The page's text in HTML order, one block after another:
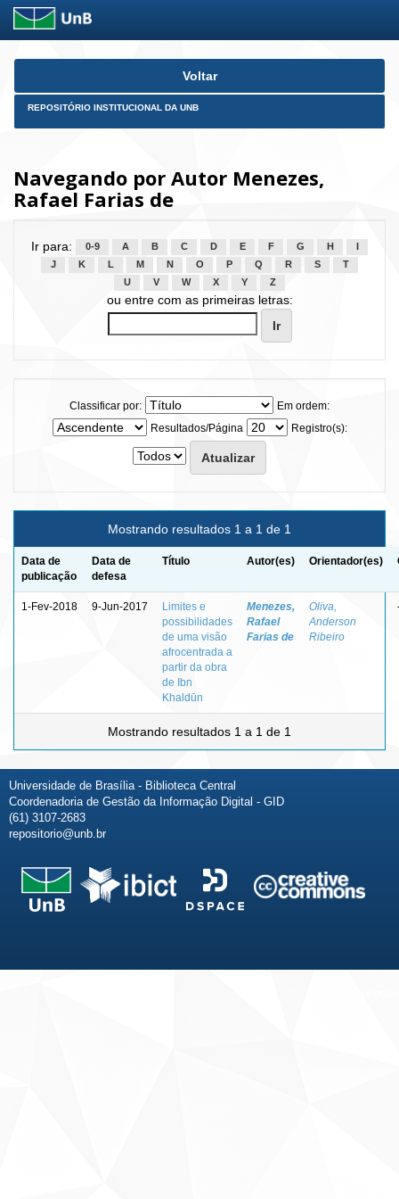
Skip
Voltar
REPOSITÓRIO INSTITUCIONAL DA UNB
Navegando por Autor Menezes,
Rafael Farias de
Ir para: 0-9 A B C D E F G H
J
K L M N O P Q R S
T
U
V W X Y Z
ou entre com as primeiras letras:
Classificar por:
Em ordem:
Resultados/Página
Registro(s):
Mostrando resultados 1 a 1 de 1
Data de
publicação
Data de
defesa
Título Autor(es) Orientador(es)
1-Fev-2018 9-Jun-2017
Limites e
possibilidades
de uma visão
afrocentrada a
partir da obra
de Ibn
Khaldūn
Menezes,
Rafael
Farias de
Oliva,
Anderson
Ribeiro
Mostrando resultados 1 a 1 de 1
Universidade de Brasília - Biblioteca Central
Coordenadoria de Gestão da Informação Digital - GID
(61) 3107-2683
repositorio@unb.br